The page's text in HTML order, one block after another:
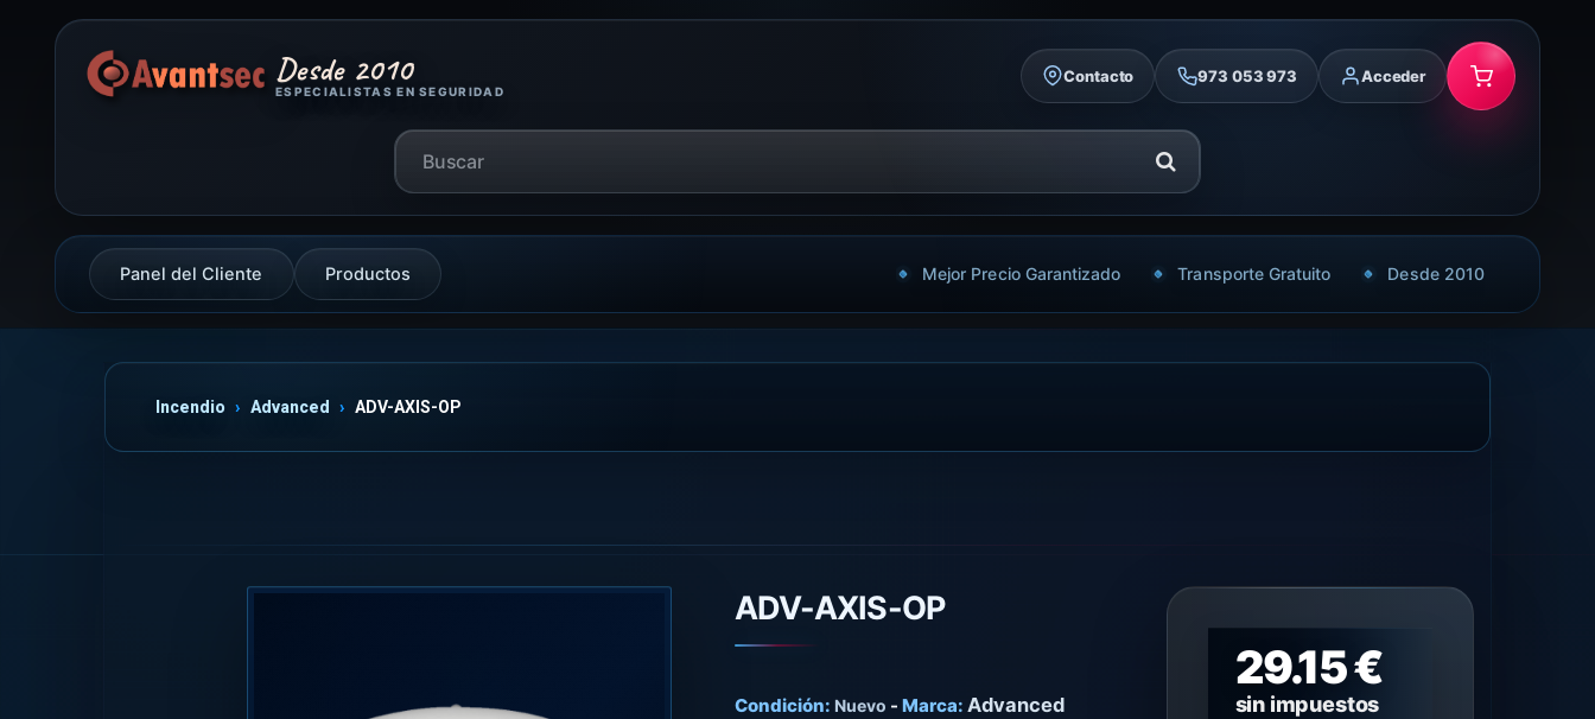
Desde 2010
ESPECIALISTAS EN SEGURIDAD
Contacto 973 053 973 Acceder
Panel del Cliente Productos Mejor Precio Garantizado Transporte Gratuito Desde 2010
Incendio Advanced ADV-AXIS-OP
ADV-AXIS-OP
Condición: Nuevo - Marca: Advanced
29.15 €
sin impuestos